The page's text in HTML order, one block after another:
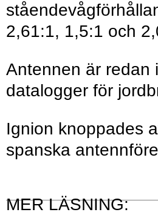
2,61:1, 1,5:1 och
Antennen är redan
datalogger för
Ignion knoppades
spanska